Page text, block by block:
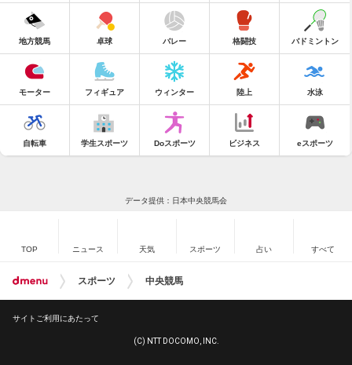
地方競馬 卓球 バレー 格闘技 バドミントン
モーター フィギュア ウィンター 陸上 水泳
自転車 学生スポーツ Doスポーツ ビジネス eスポーツ
データ提供：日本中央競馬会
TOP ニュース 天気 スポーツ 占い すべて
スポーツ 中央競馬
サイトご利用にあたって
(C) NTT DOCOMO, INC.